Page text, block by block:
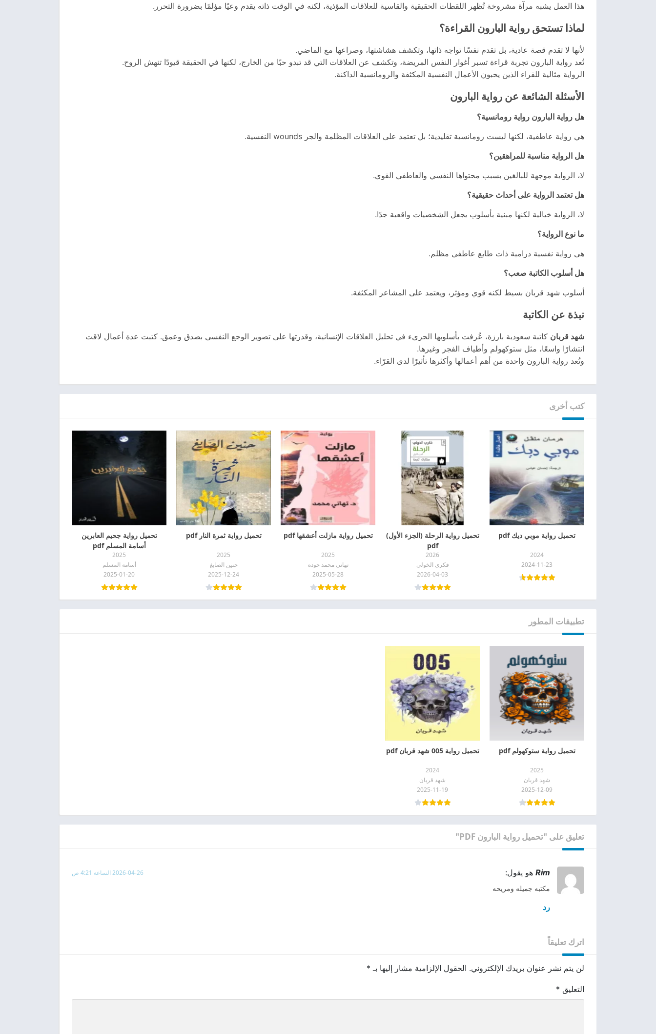
هذا العمل يشبه مرآة مشروخة تُظهر اللقطات الحقيقية والقاسية للعلاقات المؤذية، لكنه في الوقت ذاته يقدم وعيًا مؤلمًا بضرورة التحرر.
لماذا تستحق رواية البارون القراءة؟
لأنها لا تقدم قصة عادية، بل تقدم نفسًا تواجه ذاتها، وتكشف هشاشتها، وصراعها مع الماضي.
تُعد رواية البارون تجربة قراءة تسبر أغوار النفس المريضة، وتكشف عن العلاقات التي قد تبدو حبًا من الخارج، لكنها في الحقيقة قيودًا تنهش الروح.
الرواية مثالية للقراء الذين يحبون الأعمال النفسية المكثفة والرومانسية الداكنة.
الأسئلة الشائعة عن رواية البارون
هل رواية البارون رواية رومانسية؟
هي رواية عاطفية، لكنها ليست رومانسية تقليدية؛ بل تعتمد على العلاقات المظلمة والجر wounds النفسية.
هل الرواية مناسبة للمراهقين؟
لا، الرواية موجهة للبالغين بسبب محتواها النفسي والعاطفي القوي.
هل تعتمد الرواية على أحداث حقيقية؟
لا، الرواية خيالية لكنها مبنية بأسلوب يجعل الشخصيات واقعية جدًا.
ما نوع الرواية؟
هي رواية نفسية درامية ذات طابع عاطفي مظلم.
هل أسلوب الكاتبة صعب؟
أسلوب شهد قربان بسيط لكنه قوي ومؤثر، ويعتمد على المشاعر المكثفة.
نبذة عن الكاتبة
شهد قربان كاتبة سعودية بارزة، عُرفت بأسلوبها الجريء في تحليل العلاقات الإنسانية، وقدرتها على تصوير الوجع النفسي بصدق وعمق. كتبت عدة أعمال لاقت
انتشارًا واسعًا، مثل ستوكهولم وأطياف الفجر وغيرها.
وتُعد رواية البارون واحدة من أهم أعمالها وأكثرها تأثيرًا لدى القرّاء.
كتب أخرى
تحميل رواية موبي ديك pdf
2024
2024-11-23
تحميل رواية الرحلة (الجزء الأول)
pdf
2026
فكري الخولي
2026-04-03
تحميل رواية مازلت أعشقها pdf
2025
تهاني محمد جودة
2025-05-28
تحميل رواية ثمرة النار pdf
2025
حنين الصايغ
2025-12-24
تحميل رواية جحيم العابرين
أسامة المسلم pdf
2025
أسامة المسلم
2025-01-20
تطبيقات المطور
تحميل رواية ستوكهولم pdf
2025
شهد قربان
2025-12-09
تحميل رواية 005 شهد قربان pdf
2024
شهد قربان
2025-11-19
تعليق على "تحميل رواية البارون PDF"
Rim هو يقول:
2026-04-26 الساعة 4:21 ص
مكتبه جميله ومريحه
رد
اترك تعليقاً
لن يتم نشر عنوان بريدك الإلكتروني. الحقول الإلزامية مشار إليها بـ *
التعليق *